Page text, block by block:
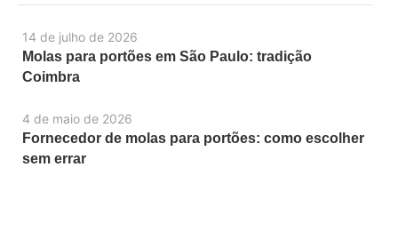
14 de julho de 2026
Molas para portões em São Paulo: tradição
Coimbra
4 de maio de 2026
Fornecedor de molas para portões: como escolher
sem errar